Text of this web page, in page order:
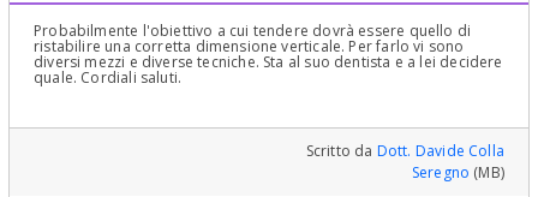
Probabilmente l'obiettivo a cui tendere dovrà essere quello di
ristabilire una corretta dimensione verticale. Per farlo vi sono
diversi mezzi e diverse tecniche. Sta al suo dentista e a lei decidere
quale. Cordiali saluti.
Scritto da Dott. Davide Colla
Seregno (MB)